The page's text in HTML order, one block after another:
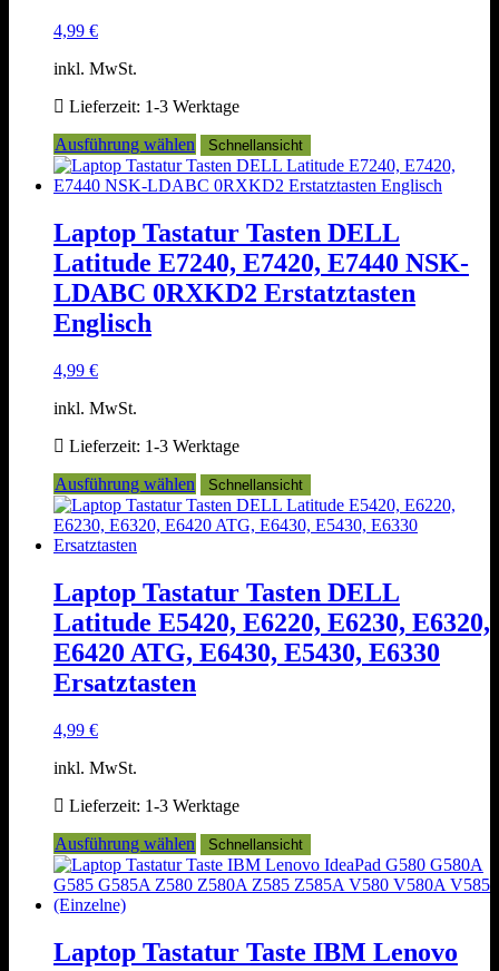
4,99 €
inkl. MwSt.
Lieferzeit: 1-3 Werktage
Ausführung wählen
Dieses
Produkt
weist
Varianten
auf.
Die
Optionen
können
Schnellansicht
Laptop Tastatur Tasten DELL
Latitude E7240, E7420, E7440 NSK-
LDABC 0RXKD2 Erstatztasten
Englisch
4,99 €
inkl. MwSt.
Lieferzeit: 1-3 Werktage
Ausführung wählen
Dieses
Produkt
weist
auf.
Die
Optionen
können
auf
Schnellansicht
Laptop Tastatur Tasten DELL
Latitude E5420, E6220, E6230, E6320,
E6420 ATG, E6430, E5430, E6330
Ersatztasten
4,99 €
inkl. MwSt.
Lieferzeit: 1-3 Werktage
Ausführung wählen
Dieses
Produkt
weist
auf.
Die
Schnellansicht
Laptop Tastatur Taste IBM Lenovo